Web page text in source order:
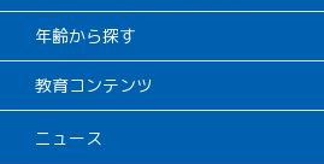
年齢から探す
教育コンテンツ
ニュース